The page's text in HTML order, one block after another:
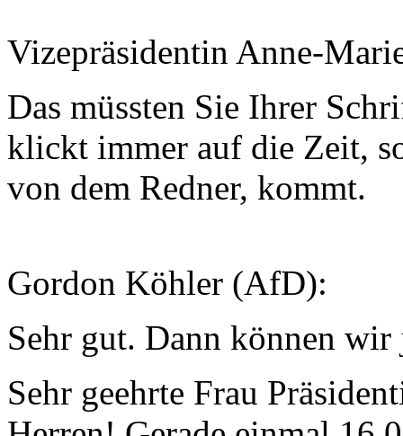
Vizepräsidentin Anne-
Das müssten Sie Ihrer
klickt immer auf die Zeit,
von dem Redner, kommt.
Gordon Köhler (AfD):
Sehr gut. Dann können wir
Sehr geehrte Frau